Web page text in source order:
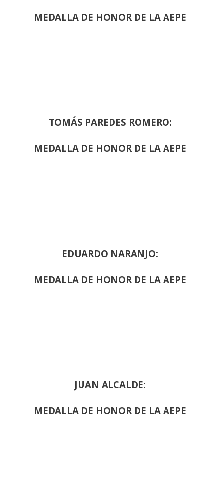
MEDALLA DE HONOR DE LA AEPE
TOMÁS PAREDES ROMERO:
MEDALLA DE HONOR DE LA AEPE
EDUARDO NARANJO:
MEDALLA DE HONOR DE LA AEPE
JUAN ALCALDE:
MEDALLA DE HONOR DE LA AEPE